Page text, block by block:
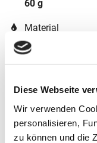
Diese Webseite
Wir verwenden
personalisieren,
zu können und die
60 g
Material
Polyester